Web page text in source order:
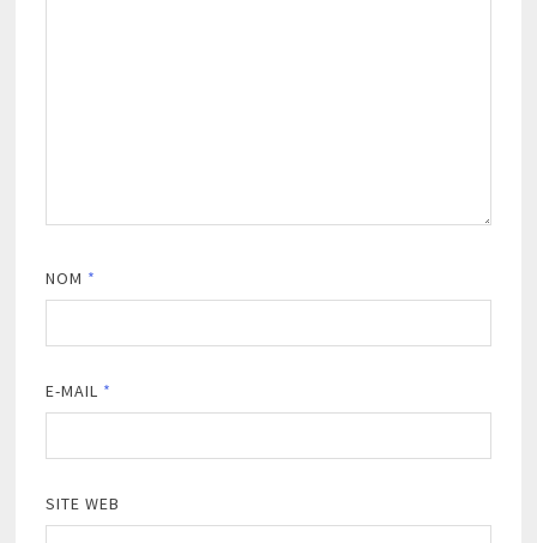
NOM *
E-MAIL *
SITE WEB